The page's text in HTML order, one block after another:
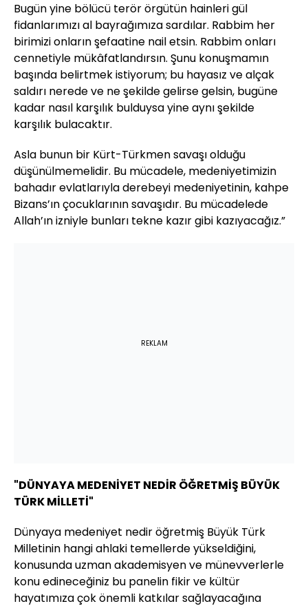
Bugün yine bölücü terör örgütün hainleri gül
fidanlarımızı al bayrağımıza sardılar. Rabbim her
birimizi onların şefaatine nail etsin. Rabbim onları
cennetiyle mükâfatlandırsın. Şunu konuşmamın
başında belirtmek istiyorum; bu hayasız ve alçak
saldırı nerede ve ne şekilde gelirse gelsin, bugüne
kadar nasıl karşılık bulduysa yine aynı şekilde
karşılık bulacaktır.
Asla bunun bir Kürt-Türkmen savaşı olduğu
düşünülmemelidir. Bu mücadele, medeniyetimizin
bahadır evlatlarıyla derebeyi medeniyetinin, kahpe
Bizans’ın çocuklarının savaşıdır. Bu mücadelede
Allah’ın izniyle bunları tekne kazır gibi kazıyacağız.”
REKLAM
"DÜNYAYA MEDENİYET NEDİR ÖĞRETMİŞ BÜYÜK
TÜRK MİLLETİ"
Dünyaya medeniyet nedir öğretmiş Büyük Türk
Milletinin hangi ahlaki temellerde yükseldiğini,
konusunda uzman akademisyen ve münevverlerle
konu edineceğiniz bu panelin fikir ve kültür
hayatımıza çok önemli katkılar sağlayacağına